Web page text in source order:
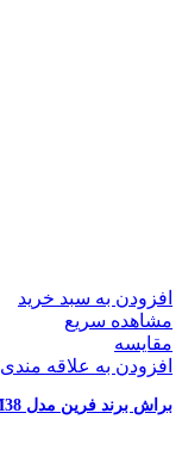
افزودن به سبد خرید
مشاهده سریع
مقایسه
افزودن به علاقه مندی
براش برند فرین مدل M38